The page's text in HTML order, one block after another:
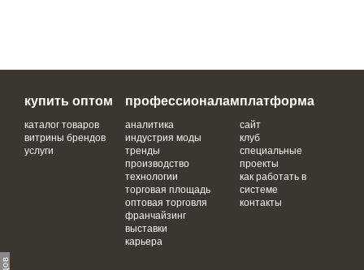
купить оптом
каталог товаров
витрины брендов
услуги
профессионалам
аналитика
индустрия моды
тренды
производство
технологии
торговая площадь
оптовая торговля
франчайзинг
выставки
карьера
платформа
сайт
клуб
специальные
проекты
как работать в
системе
контакты